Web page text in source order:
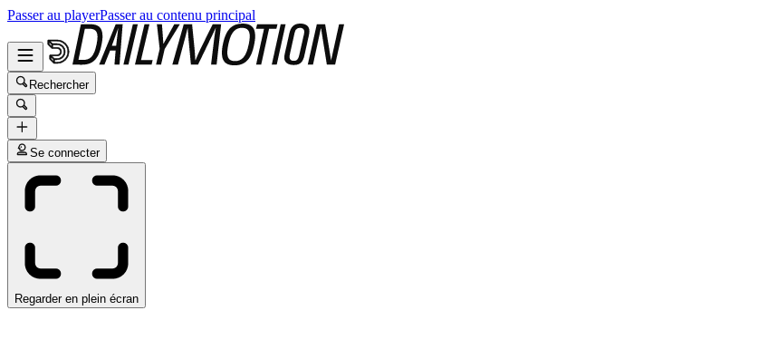
Passer au playerPasser au contenu principal
Rechercher
Se connecter
Regarder en plein écran